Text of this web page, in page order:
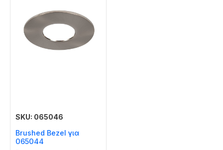
SKU: 065046
Brushed Bezel για
065044